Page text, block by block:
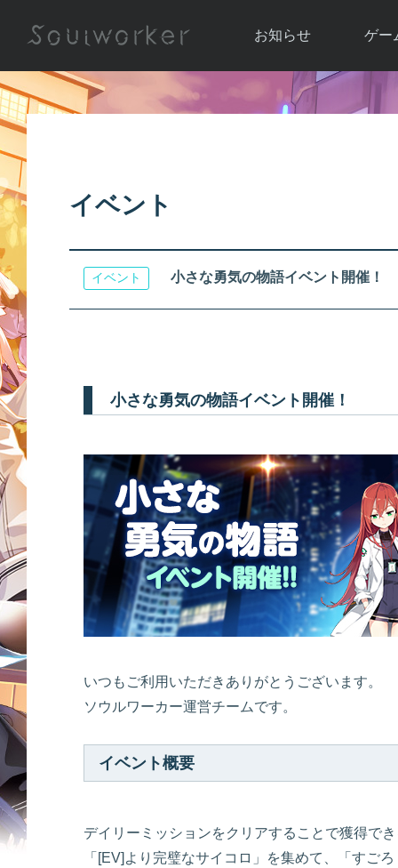
お知らせ
お知らせ一覧
ゲー
ソウ
アップ
イベント
イベント 小さな勇気の物語イベント開催！
小さな勇気の物語イベント開催！
いつもご利用いただきありがとうございます。
ソウルワーカー運営チームです。
イベント概要
デイリーミッションをクリアすることで獲得で
「[EV]より完璧なサイコロ」を集めて、「すご